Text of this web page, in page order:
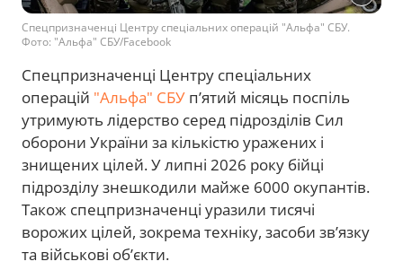
Спецпризначенці Центру спеціальних операцій "Альфа" СБУ.
Фото: "Альфа" СБУ/Facebook
Спецпризначенці Центру спеціальних
операцій "Альфа" СБУ п’ятий місяць поспіль
утримують лідерство серед підрозділів Сил
оборони України за кількістю уражених і
знищених цілей. У липні 2026 року бійці
підрозділу знешкодили майже 6000 окупантів.
Також спецпризначенці уразили тисячі
ворожих цілей, зокрема техніку, засоби зв’язку
та військові об’єкти.